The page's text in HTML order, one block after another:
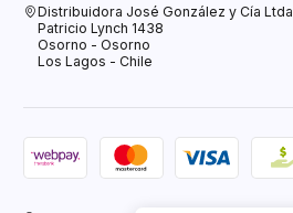
Distribuidora José González y Cía Ltda
Patricio Lynch 1438
Osorno - Osorno
Los Lagos - Chile